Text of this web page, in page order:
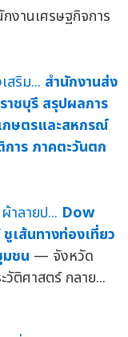
งานเศรษฐกิจการ
สำนักงานส่ง
าชบุรี สรุปผลการ
กษตรและสหกรณ์
าร ภาคตะวันตก
Dow
เส้นทางท่องเที่ยว
ชน — จังหวัด
วัติศาสตร์ กลาย...